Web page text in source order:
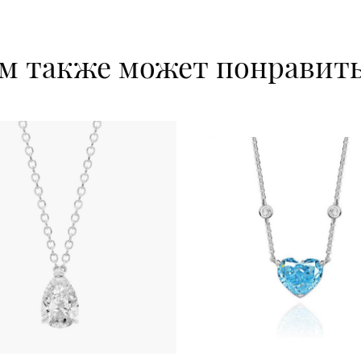
также может